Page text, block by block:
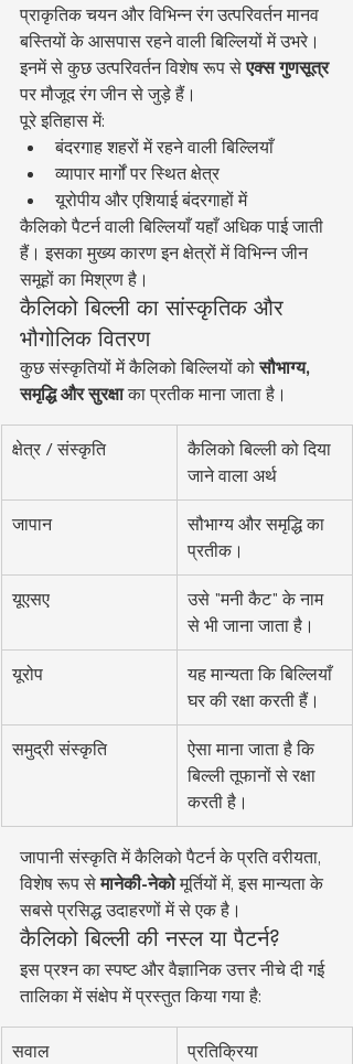
प्राकृतिक चयन और विभिन्न रंग उत्परिवर्तन मानव
बस्तियों के आसपास रहने वाली बिल्लियों में उभरे।
इनमें से कुछ उत्परिवर्तन विशेष रूप से एक्स गुणसूत्र
पर मौजूद रंग जीन से जुड़े हैं।
पूरे इतिहास में:
बंदरगाह शहरों में रहने वाली बिल्लियाँ
व्यापार मार्गों पर स्थित क्षेत्र
यूरोपीय और एशियाई बंदरगाहों में
कैलिको पैटर्न वाली बिल्लियाँ यहाँ अधिक पाई जाती
हैं। इसका मुख्य कारण इन क्षेत्रों में विभिन्न जीन
समूहों का मिश्रण है।
कैलिको बिल्ली का सांस्कृतिक और
भौगोलिक वितरण
कुछ संस्कृतियों में कैलिको बिल्लियों को सौभाग्य,
समृद्धि और सुरक्षा का प्रतीक माना जाता है।
क्षेत्र / संस्कृति
कैलिको बिल्ली को दिया
जाने वाला अर्थ
जापान
सौभाग्य और समृद्धि का
प्रतीक।
यूएसए
उसे "मनी कैट" के नाम
से भी जाना जाता है।
यूरोप
यह मान्यता कि बिल्लियाँ
घर की रक्षा करती हैं।
समुद्री संस्कृति
ऐसा माना जाता है कि
बिल्ली तूफानों से रक्षा
करती है।
जापानी संस्कृति में कैलिको पैटर्न के प्रति वरीयता,
विशेष रूप से मानेकी-नेको मूर्तियों में, इस मान्यता के
सबसे प्रसिद्ध उदाहरणों में से एक है।
कैलिको बिल्ली की नस्ल या पैटर्न?
इस प्रश्न का स्पष्ट और वैज्ञानिक उत्तर नीचे दी गई
तालिका में संक्षेप में प्रस्तुत किया गया है:
सवाल प्रतिक्रिया